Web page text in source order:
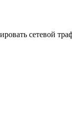
сетевой